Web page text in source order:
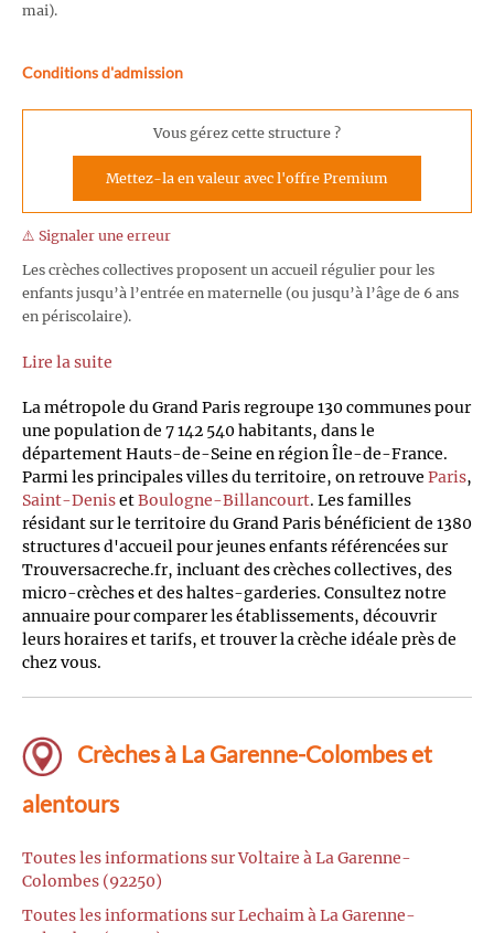
mai).
Conditions d'admission
Vous gérez cette structure ?
Mettez-la en valeur avec l'offre Premium
⚠️ Signaler une erreur
Les crèches collectives proposent un accueil régulier pour les
enfants jusqu’à l’entrée en maternelle (ou jusqu’à l’âge de 6 ans
en périscolaire).
Lire la suite
La métropole du Grand Paris regroupe 130 communes pour
une population de 7 142 540 habitants, dans le
département Hauts-de-Seine en région Île-de-France.
Parmi les principales villes du territoire, on retrouve Paris,
Saint-DenisetBoulogne-Billancourt. Les familles
résidant sur le territoire du Grand Paris bénéficient de 1380
structures d'accueil pour jeunes enfants référencées sur
Trouversacreche.fr, incluant des crèches collectives, des
micro-crèches et des haltes-garderies. Consultez notre
annuaire pour comparer les établissements, découvrir
leurs horaires et tarifs, et trouver la crèche idéale près de
chez vous.
Crèches à La Garenne-Colombes et
alentours
Toutes les informations sur Voltaire à La Garenne-
Colombes (92250)
Toutes les informations sur Lechaim à La Garenne-